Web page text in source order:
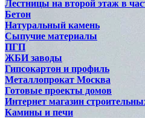
Лестницы на второй этаж в
Бетон
Натуральный камень
Сыпучие материалы
ПГП
ЖБИ заводы
Гипсокартон и профиль
Металлопрокат Москва
Готовые проекты домов
Интернет магазин
Камины и печи